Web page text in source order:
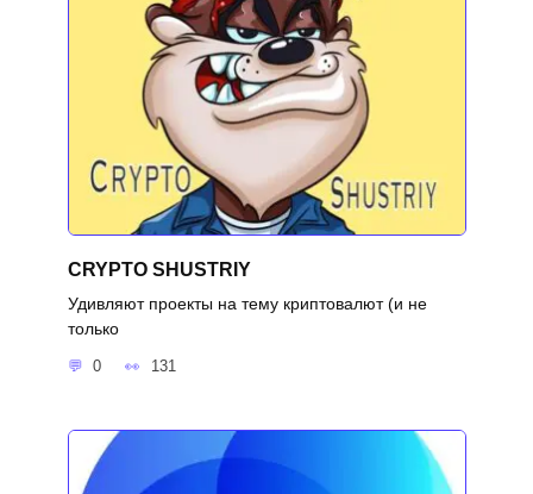
CRYPTO SHUSTRIY
Удивляют проекты на тему криптовалют (и не
только
0 131